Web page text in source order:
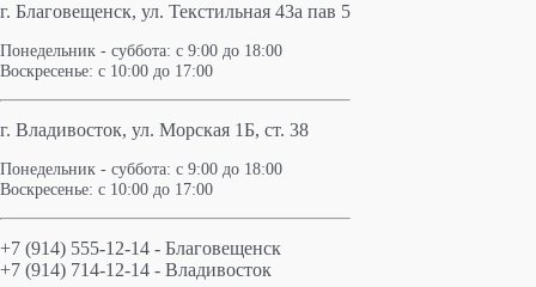
г. Благовещенск, ул. Текстильная 43а пав 5
Понедельник - суббота: с 9:00 до 18:00
Воскресенье: с 10:00 до 17:00
г. Владивосток, ул. Морская 1Б, ст. 38
Понедельник - суббота: с 9:00 до 18:00
Воскресенье: с 10:00 до 17:00
+7 (914) 555-12-14 - Благовещенск
+7 (914) 714-12-14 - Владивосток